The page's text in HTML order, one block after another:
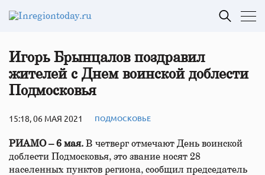
Игорь Брынцалов поздравил
жителей с Днем воинской доблести
Подмосковья
15:18, 06 МАЯ 2021 ПОДМОСКОВЬЕ
РИАМО – 6 мая. В четверг отмечают День воинской
доблести Подмосковья, это звание носят 28
населенных пунктов региона, сообщил председатель